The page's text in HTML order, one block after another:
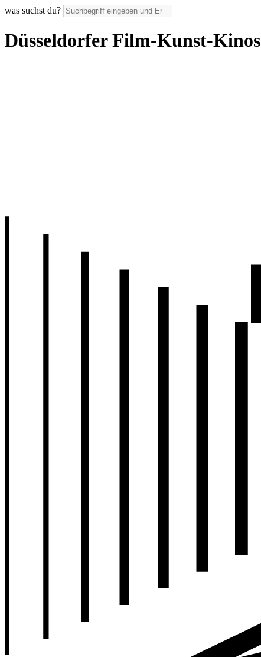
was suchst du?
Düsseldorfer Film-Kunst-Kinos